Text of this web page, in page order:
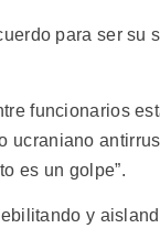
para ser su
funcionarios
ucraniano
es un golpe”.
y